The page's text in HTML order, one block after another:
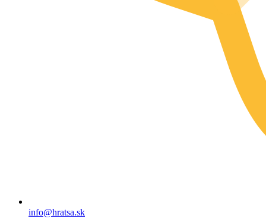
info@hratsa.sk